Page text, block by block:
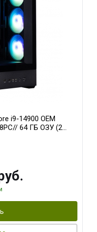
i9-14900 OEM
64 ГБ ОЗУ (2
OC 16GB GDDR7